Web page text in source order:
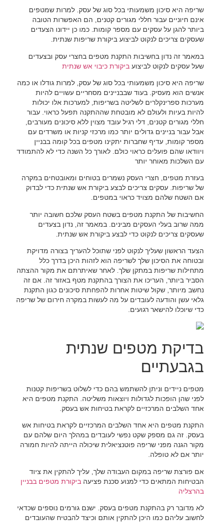
שריפה היא סיכון משמעותי בכל סוג של עסק. למרות שמטפים
אינם חיוניים עבור חללי מגורים קטנים, הם האפשרות הטובה
ביותר להגן על עסקים עם מספר קומות. כמו כן יידונו הצעדים
שעסקים צריכים לנקוט לביצוע ביקורת שריפות שנתית.
במאמר זה נדון בחשיבות התקנת מטפים בחצרי עסק ובצעדים
שעל עסקים לנקוט לביצועביקורת כיבוי אש שנתית
שריפה היא סיכון משמעותי בכל סוג של עסק, למרות גודלו או כמה
אנשים הוא מעסיק. בעוד שבבניינים מסחריים עשויים להיות
מערכות ספרינקלרים לשליטה בשריפות, למערכות אלו יכולות
להיות בעיות ולעולם לא מובטחת שההתקנה תפעל כראוי. עבור
חללי מגורים קטנים, דלי רגיל עובד מצוין ללא סיכונים מעורבים,
אבל עבור בניינים גדולים יותר כמו מרכזי קניות או משרדים עם
מספר קומות, עדיף שחברות יתקינו מטפים בכל קומה בבניין
ויוודאו שהם פועלים כראוי כולם. לאורך כל השנה כדי לא להתמודד
עם השלכות מאוחר יותר
בעזרת מטפים, חצרי העסק נשמרים בטוחים ומאובטחים במקרה
של שריפות. עסקים צריכים לבצע ביקורת אש שנתית כדי לבדוק
אם השטח שלהם מצויד כראוי במטפים.
החשיבות של התקנת מטפים בשטח העסק שלכם חשובה יותר
ממה שרוב בעלי העסקים מבינים. במאמר זה, נדון בצעדים
שעסקים צריכים לנקוט כדי לבצע ביקורת אש שנתית.
הצעד הראשון שעליך לנקוט לפני שתוכל להעריך בצורה מדויקת
ובטוחה את הסיכון שלך לשריפה הוא לזהות היכן בדרך כלל
מתחילות שריפות במתקן שלך. לאחר שאיתרתם את מקור ההצתה
הסביר ביותר, העריכו את הצורך בהתקנת מטף באזור זה. אם זה
נחשב מיותר, שקול שיטות אחרות להפחתת סיכונים כגון התקנת
גלאי עשן והודעה לעובדים על מה לעשות במקרה חירום של שריפה
כדי שיוכלו להישאר רגועים.
בדיקת מטפים שנתית
בגבעתיים
מטפים ניידים וניתן להשתמש בהם כדי לשלוט בשריפות קטנות
לפני שהן הופכות לגדולות ויוצאות משליטה. התקנת מטפים היא
אחד השלבים המרכזיים לקראת בטיחות אש בעסק.
התקנת מטפים היא אחד השלבים המרכזיים לקראת בטיחות אש
בעסק. זה גם מספק שקט נפשי לעובדים במהלך היום שלהם עם
מקור הגנה מפני שריפה פוטנציאלית שיכולה הייתה להיות חמורה
יותר אם לא טופלה.
אם פורצת שריפה במקום העבודה שלך, עליך להתקין את ציוד
הבטיחות המתאים כדי למנוע סכנת פציעהביקורת מטפים בבניין
בהרצליה
לא מדובר רק בהתקנת מטפים בעסק. ישנם גורמים נוספים שכדאי
לחשוב עליהם כמו היכן להתקין אותם וכיצד להבטיח שהעובדים